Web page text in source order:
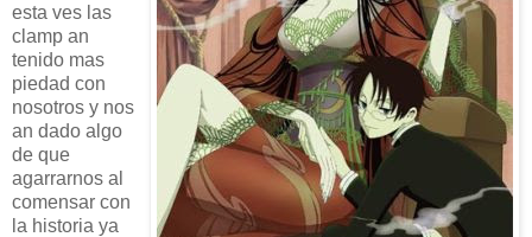
esta ves las
clamp an
tenido mas
piedad con
nosotros y nos
an dado algo
de que
agarrarnos al
comensar con
la historia ya